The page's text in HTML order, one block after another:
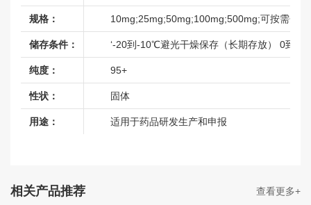
沙丁胺醇杂质
沙美特罗杂质
肾上腺素杂质
他氟前列素杂质
特布他林杂质
特立氟胺杂质
维利西胍杂质
规格： 10mg;25mg;50mg;100mg;500mg;可按需分装
储存条件： ‘-20到-10℃避光干燥保存（长期存放） 0到
纯度： 95+
性状： 固体
用途： 适用于药品研发生产和申报
相关产品推荐 查看更多+